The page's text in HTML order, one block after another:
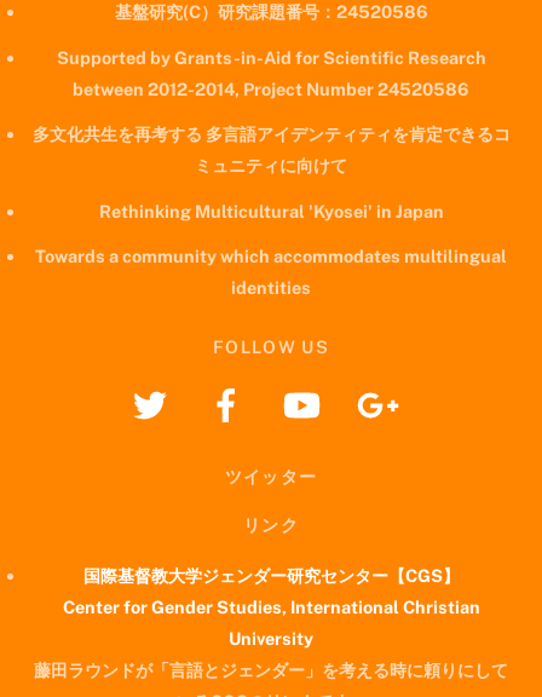
基盤研究(C）研究課題番号：24520586
Supported by Grants-in-Aid for Scientific Research
between 2012-2014, Project Number 24520586
多文化共生を再考する 多言語アイデンティティを肯定できるコ
ミュニティに向けて
Rethinking Multicultural 'Kyosei' in Japan
Towards a community which accommodates multilingual
identities
FOLLOW US
ツイッター
リンク
国際基督教大学ジェンダー研究センター【CGS】
Center for Gender Studies, International Christian
University
藤田ラウンドが「言語とジェンダー」を考える時に頼りにして